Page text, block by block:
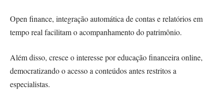
Open finance, integração automática de contas e relatórios em
tempo real facilitam o acompanhamento do patrimônio.
Além disso, cresce o interesse por educação financeira online,
democratizando o acesso a conteúdos antes restritos a
especialistas.